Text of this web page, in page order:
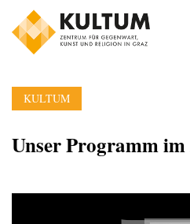
KULTUM
Unser Programm